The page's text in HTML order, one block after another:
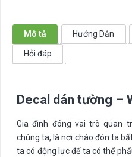
lượng
Mô tả Hướng Dẫn
Hỏi đáp
Decal dán tường –
Gia đình đóng vai trò quan
chúng ta, là nơi chào đón ta
ta có động lực để ta có thể